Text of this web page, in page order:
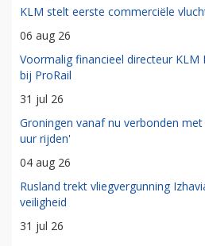
KLM stelt eerste commerciële
06 aug 26
Voormalig financieel directeur KLM
bij ProRail
31 jul 26
Groningen vanaf nu verbonden
uur rijden'
04 aug 26
Rusland trekt vliegvergunning
veiligheid
31 jul 26